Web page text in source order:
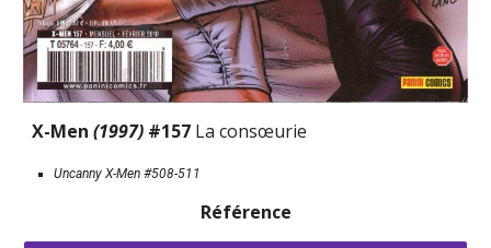
X-Men (1997) #157 La consœurie
Uncanny X-Men #508-511
Référence